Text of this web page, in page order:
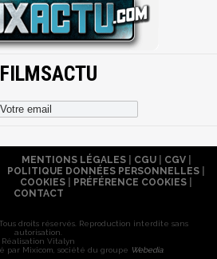
MENTIONS LÉGALES| CGU| CGV|
POLITIQUE DONNÉES PERSONNELLES
COOKIES
PRÉFÉRENCE COOKIES
CONTACT
droits réservés. Reproduction interdite sans
autorisation.
Réalisation Vitalyn
par Mixicom, société du groupe Webedia.